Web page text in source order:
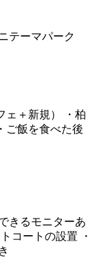
テーマパーク
ェ＋新規） ・柏
ご飯を食べた後
きるモニターあ
コートの設置 ・